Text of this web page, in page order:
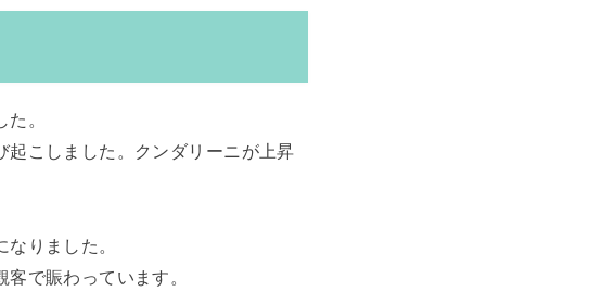
。
こしました。クンダリーニが上昇
りました。
で賑わっています。